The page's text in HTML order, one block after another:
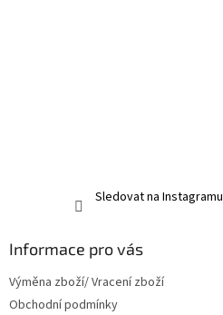
Sledovat na Instagramu
Informace pro vás
Výměna zboží/ Vracení zboží
Obchodní podmínky